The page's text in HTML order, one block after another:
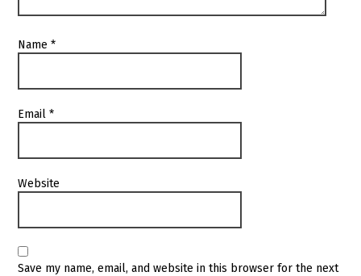
Name*
Email*
Website
Save my name, email, and website in this browser for the next